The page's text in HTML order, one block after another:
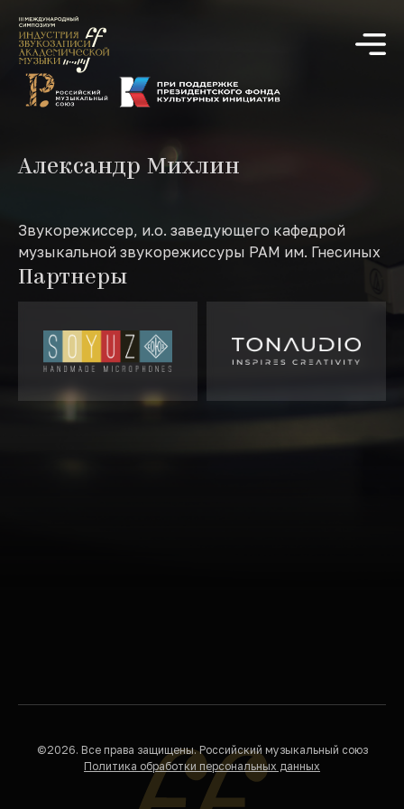
Александр Михлин
Звукорежиссер, и.о. заведующего кафедрой
музыкальной звукорежиссуры РАМ им. Гнесиных
Партнеры
©2026. Все права защищены. Российский музыкальный союз
Политика обработки персональных данных